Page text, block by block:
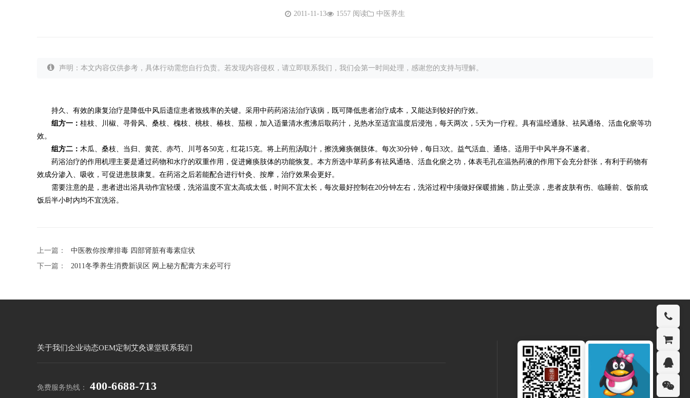
2011-11-13 1557 阅读 中医养生
声明：本文内容仅供参考，具体行动需您自行负责。若发现内容侵权，请立即联系我们，我们会第一时间处理，感谢您的支持与理解。
持久、有效的康复治疗是降低中风后遗症患者致残率的关键。采用中药药浴法治疗该病，既可降低患者治疗成本，又能达到较好的疗效。
组方一： 桂枝、川椒、寻骨风、桑枝、槐枝、桃枝、椿枝、茄根，加入适量清水煮沸后取药汁，兑热水至适宜温度后浸泡，每天两次，5天为一疗程。具有温经通脉、祛风通络、活血化瘀等功
效。
组方二： 木瓜、桑枝、当归、黄芪、赤芍、川芎各50克，红花15克。将上药煎汤取汁，擦洗瘫痪侧肢体。每次30分钟，每日3次。益气活血、通络。适用于中风半身不遂者。
药浴治疗的作用机理主要是通过药物和水疗的双重作用，促进瘫痪肢体的功能恢复。本方所选中草药多有祛风通络、活血化瘀之功，体表毛孔在温热药液的作用下会充分舒张，有利于药物有
效成分渗入、吸收，可促进患肢康复。在药浴之后若能配合进行针灸、按摩，治疗效果会更好。
需要注意的是，患者进出浴具动作宜轻缓，洗浴温度不宜太高或太低，时间不宜太长，每次最好控制在20分钟左右，洗浴过程中须做好保暖措施，防止受凉，患者皮肤有伤、临睡前、饭前或
饭后半小时内均不宜洗浴。
上一篇：
中医教你按摩排毒 四部肾脏有毒素症状
下一篇：
2011冬季养生消费新误区 网上秘方配膏方未必可行
关于我们企业动态OEM定制 艾灸课堂联系我们
免费服务热线： 400-6688-713